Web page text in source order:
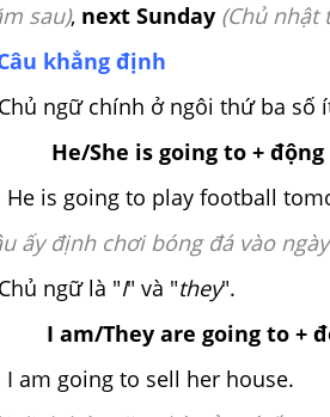
sau), next Sunday (Chủ nhật
khẳng định
Chủ ngữ chính ở ngôi thứ ba số
He/She is going to +
He is going to play football
ấy định chơi bóng đá vào
Chủ ngữ là "I" và "they".
I am/They are going to +
I am going to sell her house.